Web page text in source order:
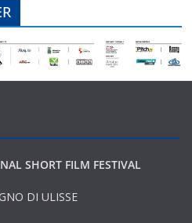
SHORT FILM FESTIVAL
DI ULISSE